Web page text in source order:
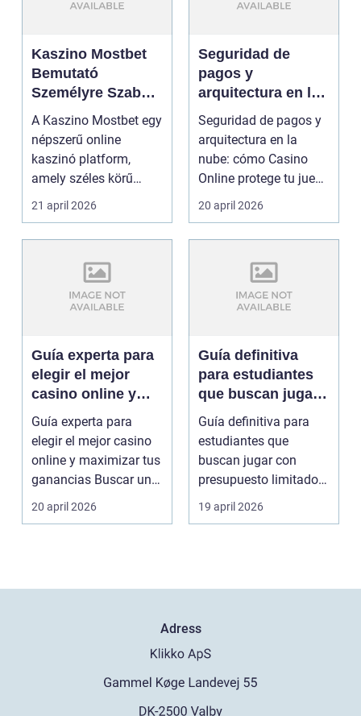
Kaszino Mostbet
Bemutató
Személyre Szabott
Áttekintés
A Kaszino Mostbet egy
népszerű online
kaszinó platform,
amely széles körű
játékkínálatával és
felhas...
21 april 2026
Seguridad de
pagos y
arquitectura en la
nube: cómo
Casino Online
protege tu juego
Seguridad de pagos y
arquitectura en la
nube: cómo Casino
Online protege tu juego
Los jugadores de ...
20 april 2026
Guía experta para
elegir el mejor
casino online y
maximizar tus
ganancias
Guía experta para
elegir el mejor casino
online y maximizar tus
ganancias Buscar un
sitio de jueg...
20 april 2026
Guía definitiva
para estudiantes
que buscan jugar
con presupuesto
limitado en Casino
Online
Guía definitiva para
estudiantes que
buscan jugar con
presupuesto limitado
en Casino Online Los
19 april 2026
Adress